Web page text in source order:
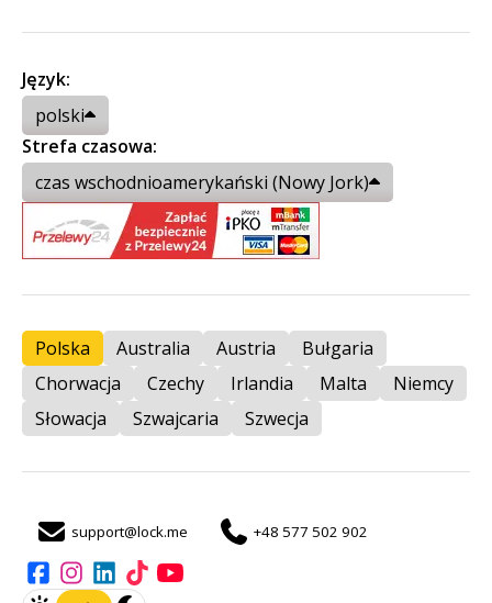
Język:
polski
Strefa czasowa:
czas wschodnioamerykański (Nowy Jork)
Polska Australia Austria
Bułgaria
Chorwacja
Czechy Irlandia Malta
Niemcy
Słowacja
Szwajcaria Szwecja
support@lock.me +48 577 502 902